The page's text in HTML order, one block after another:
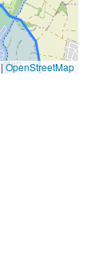
| OpenStreetMap